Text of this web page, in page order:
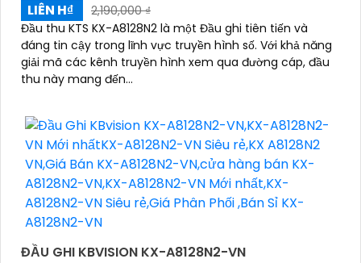
LIÊN H₫
2,190,000 ₫
Đầu thu KTS KX-A8128N2 là một Đầu ghi tiên tiến và
đáng tin cậy trong lĩnh vực truyền hình số. Với khả năng
giải mã các kênh truyền hình xem qua đường cáp, đầu
thu này mang đến...
ĐẦU GHI KBVISION KX-A8128N2-VN